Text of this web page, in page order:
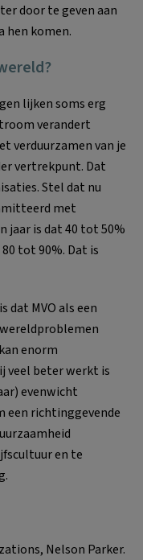
door te geven aan
hen komen.
lijken soms erg
verandert
verduurzamen van je
vertrekpunt. Dat
Stel dat nu
met
jaar is dat 40 tot 50%
tot 90%. Dat is
dat MVO als een
enorm
veel beter werkt is
evenwicht
een richtinggevende
en te
Nelson Parker.